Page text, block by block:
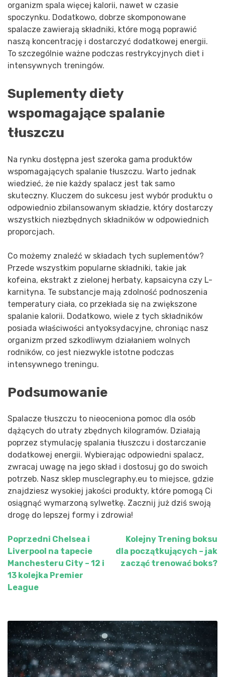
organizm spala więcej kalorii, nawet w czasie
spoczynku. Dodatkowo, dobrze skomponowane
spalacze zawierają składniki, które mogą poprawić
naszą koncentrację i dostarczyć dodatkowej energii.
To szczególnie ważne podczas restrykcyjnych diet i
intensywnych treningów.
Suplementy diety
wspomagające spalanie
tłuszczu
Na rynku dostępna jest szeroka gama produktów
wspomagających spalanie tłuszczu. Warto jednak
wiedzieć, że nie każdy spalacz jest tak samo
skuteczny. Kluczem do sukcesu jest wybór produktu o
odpowiednio zbilansowanym składzie, który dostarczy
wszystkich niezbędnych składników w odpowiednich
proporcjach.
Co możemy znaleźć w składach tych suplementów?
Przede wszystkim popularne składniki, takie jak
kofeina, ekstrakt z zielonej herbaty, kapsaicyna czy L-
karnityna. Te substancje mają zdolność podnoszenia
temperatury ciała, co przekłada się na zwiększone
spalanie kalorii. Dodatkowo, wiele z tych składników
posiada właściwości antyoksydacyjne, chroniąc nasz
organizm przed szkodliwym działaniem wolnych
rodników, co jest niezwykle istotne podczas
intensywnego treningu.
Podsumowanie
Spalacze tłuszczu to nieoceniona pomoc dla osób
dążących do utraty zbędnych kilogramów. Działają
poprzez stymulację spalania tłuszczu i dostarczanie
dodatkowej energii. Wybierając odpowiedni spalacz,
zwracaj uwagę na jego skład i dostosuj go do swoich
potrzeb. Nasz sklep musclegraphy.eu to miejsce, gdzie
znajdziesz wysokiej jakości produkty, które pomogą Ci
osiągnąć wymarzoną sylwetkę. Zacznij już dziś swoją
drogę do lepszej formy i zdrowia!
Nawigacja
wpisu
Poprzedni Chelsea i
Liverpool na tapecie
Manchesteru City – 12 i
13 kolejka Premier
League
Kolejny Trening boksu
dla początkujących – jak
zacząć trenować boks?